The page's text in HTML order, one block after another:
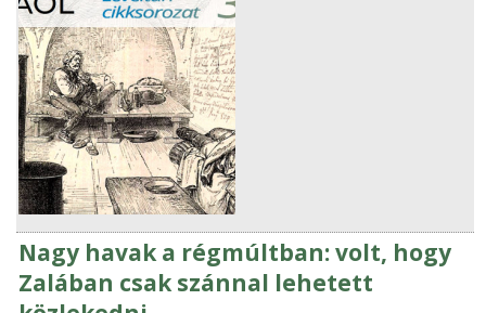
Nagy havak a régmúltban: volt, hogy
Zalában csak szánnal lehetett